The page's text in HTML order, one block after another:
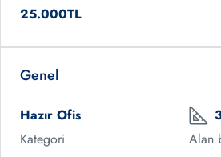
25.000TL
Genel
Hazır Ofis
Kategori
Alan